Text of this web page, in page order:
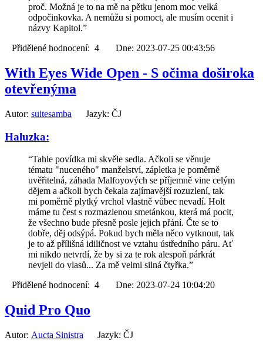
proč. Možná je to na mě na pětku jenom moc velká
odpočinkovka. A nemůžu si pomoct, ale musím ocenit i
názvy Kapitol.”
Přidělené hodnocení: 4 Dne: 2023-07-25 00:43:56
With Eyes Wide Open - S očima doširoka
otevřenýma
Autor: suitesamba Jazyk: ČJ
Haluzka:
“Tahle povídka mi skvěle sedla. Ačkoli se věnuje
tématu "nuceného" manželství, zápletka je poměrně
uvěřitelná, záhada Malfoyových se příjemně vine celým
dějem a ačkoli bych čekala zajímavější rozuzlení, tak
mi poměrně plytký vrchol vlastně vůbec nevadí. Holt
máme tu čest s rozmazlenou smetánkou, která má pocit,
že všechno bude přesně posle jejich přání. Čte se to
dobře, děj odsýpá. Pokud bych měla něco vytknout, tak
je to až přílišná idiličnost ve vztahu ústředního páru. Ať
mi nikdo netvrdí, že by si za te rok alespoň párkrát
nevjeli do vlasů... Za mě velmi silná čtyřka.”
Přidělené hodnocení: 4 Dne: 2023-07-24 10:04:20
Quid Pro Quo
Autor: Aucta Sinistra Jazyk: ČJ